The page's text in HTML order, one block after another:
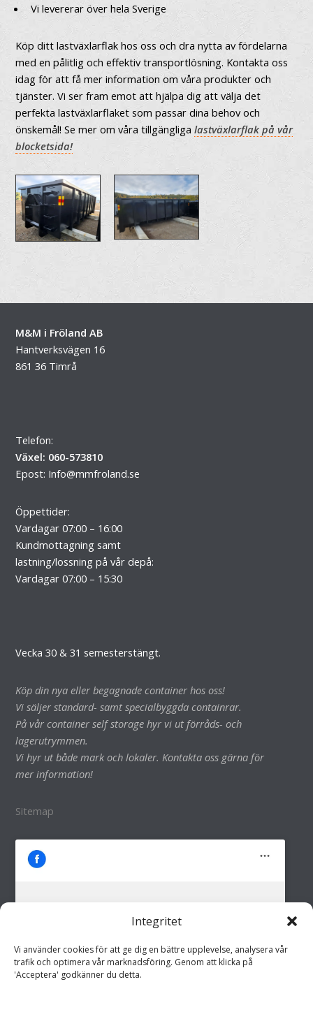
Integritet
Vi använder cookies för att ge dig en bättre upplevelse, analysera vår
trafik och optimera vår marknadsföring. Genom att klicka på
'Acceptera' godkänner du detta.
Vi levererar över hela Sverige
Köp ditt lastväxlarflak hos oss och dra nytta av fördelarna
med en pålitlig och effektiv transportlösning. Kontakta oss
idag för att få mer information om våra produkter och
tjänster. Vi ser fram emot att hjälpa dig att välja det
perfekta lastväxlarflaket som passar dina behov och
önskemål! Se mer om våra tillgängliga lastväxlarflak på vår
blocketsida!
M&M i Fröland AB
Hantverksvägen 16
861 36 Timrå
Telefon:
Växel: 060-573810
Epost: Info@mmfroland.se
Öppettider:
Vardagar 07:00 – 16:00
Kundmottagning samt
lastning/lossning på vår depå:
Vardagar 07:00 – 15:30
Vecka 30 & 31 semesterstängt.
Köp din nya eller begagnade container hos oss!
Vi säljer standard- samt specialbyggda containrar.
På vår container self storage hyr vi ut förråds- och
lagerutrymmen.
Vi hyr ut både mark och lokaler. Kontakta oss gärna för
mer information!
Sitemap
cookies och aktivera detta innehåll